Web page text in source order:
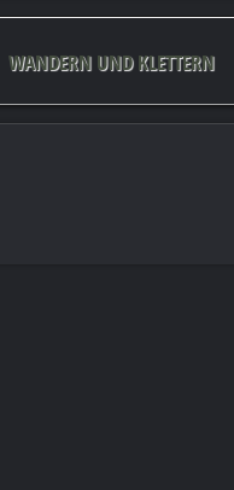
WANDERN UND KLETTERN